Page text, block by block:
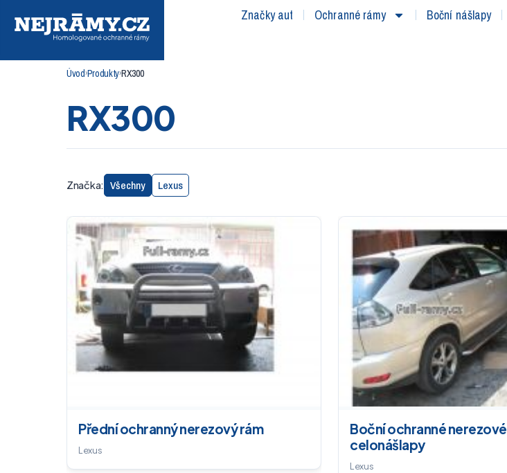
Značky aut Ochranné rámy Boční nášlapy
Úvod›Produkty›RX300
RX300
Značka: Všechny Lexus
Přední ochranný nerezový rám
Lexus
Boční ochranné nerezové
celonášlapy
Lexus